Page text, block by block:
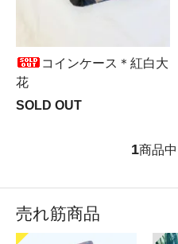
コインケース＊紅白大
花
SOLD OUT
1商品中
売れ筋商品